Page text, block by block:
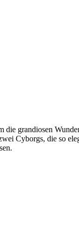
grandiosen
Cyborgs, die so